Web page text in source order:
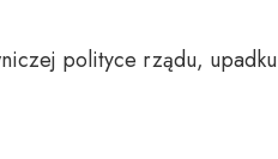
polityce rządu, upadku